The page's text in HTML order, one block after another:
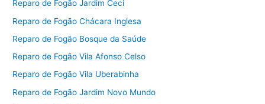
Reparo de Fogão Jardim Ceci
Reparo de Fogão Chácara Inglesa
Reparo de Fogão Bosque da Saúde
Reparo de Fogão Vila Afonso Celso
Reparo de Fogão Vila Uberabinha
Reparo de Fogão Jardim Novo Mundo